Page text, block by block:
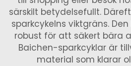
särskilt betydelsefullt.
sparkcykelns viktgräns.
robust för att säkert bära
Baichen-sparkcyklar är
material som klarar